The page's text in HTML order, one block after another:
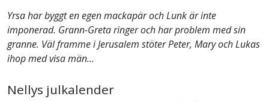
Yrsa har byggt en egen mackapär och Lunk är inte
imponerad. Grann-Greta ringer och har problem med sin
granne. Väl framme i Jerusalem stöter Peter, Mary och Lukas
ihop med visa män...
Nellys julkalender